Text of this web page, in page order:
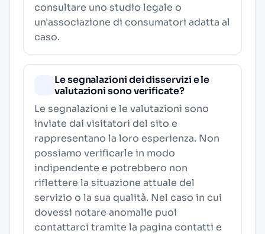
consultare uno studio legale o
un'associazione di consumatori adatta al
caso.
Le segnalazioni dei disservizi e le
valutazioni sono verificate?
Le segnalazioni e le valutazioni sono
inviate dai visitatori del sito e
rappresentano la loro esperienza. Non
possiamo verificarle in modo
indipendente e potrebbero non
riflettere la situazione attuale del
servizio o la sua qualità. Nel caso in cui
dovessi notare anomalie puoi
contattarci tramite la pagina contatti e